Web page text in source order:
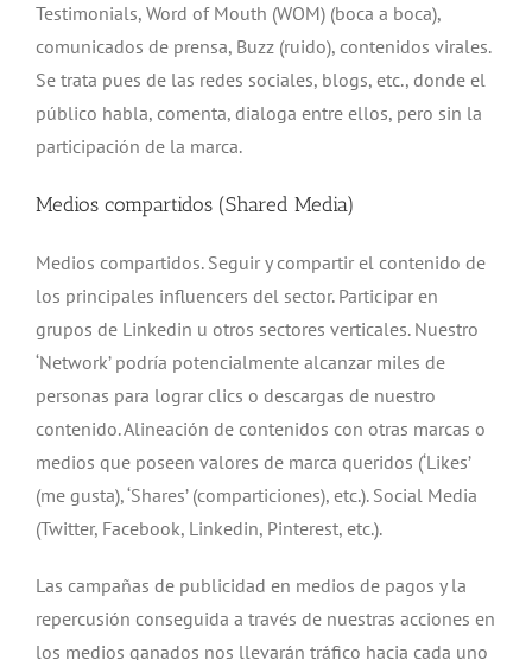
Testimonials, Word of Mouth (WOM) (boca a boca),
comunicados de prensa, Buzz (ruido), contenidos virales.
Se trata pues de las redes sociales, blogs, etc., donde el
público habla, comenta, dialoga entre ellos, pero sin la
participación de la marca.
Medios compartidos (Shared Media)
Medios compartidos. Seguir y compartir el contenido de
los principales influencers del sector. Participar en
grupos de Linkedin u otros sectores verticales. Nuestro
‘Network’ podría potencialmente alcanzar miles de
personas para lograr clics o descargas de nuestro
contenido. Alineación de contenidos con otras marcas o
medios que poseen valores de marca queridos (‘Likes’
(me gusta), ‘Shares’ (comparticiones), etc.). Social Media
(Twitter, Facebook, Linkedin, Pinterest, etc.).
Las campañas de publicidad en medios de pagos y la
repercusión conseguida a través de nuestras acciones en
los medios ganados nos llevarán tráfico hacia cada uno